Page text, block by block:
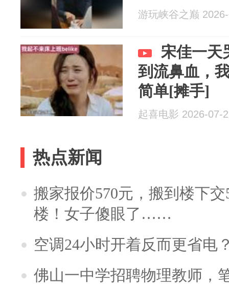
游玩峡谷之巅
宋佳一天
到流鼻血，
简单[摊手]
起喜电影 2026-07-
热点新闻
搬家报价570元，搬到楼下
楼！女子傻眼了……
空调24小时开着反而更省电
佛山一中学招聘物理教师，